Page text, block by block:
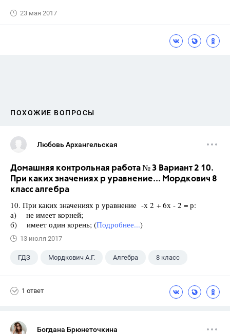
23 мая 2017
ПОХОЖИЕ ВОПРОСЫ
Любовь Архангельская
Домашняя контрольная работа № 3 Вариант 2 10.
При каких значениях р уравнение... Мордкович 8
класс алгебра
10. При каких значениях р уравнение -х 2 + 6х - 2 = р:
а) не имеет корней;
б) имеет один корень; (Подробнее...)
13 июля 2017
ГДЗ Мордкович А.Г. Алгебра 8 класс
1 ответ
Богдана Брюнеточкина